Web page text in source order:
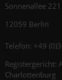
Sonnenallee 221
12059 Berlin
Telefon: +49
Registergericht:
Charlottenburg